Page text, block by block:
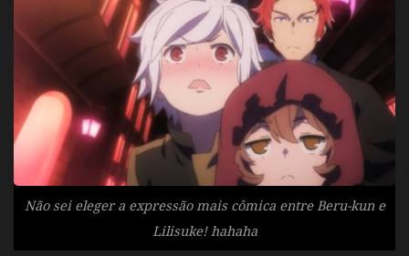
Não sei eleger a expressão mais cômica entre Beru-kun e
Lilisuke! hahaha